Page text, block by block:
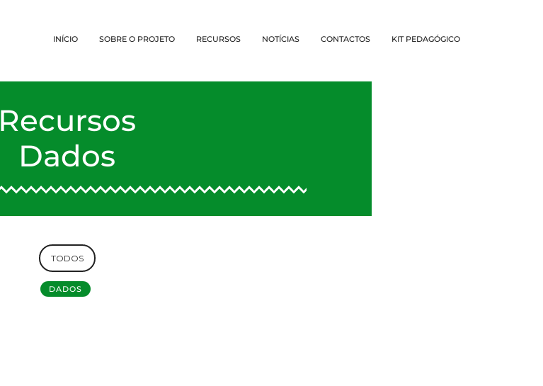
INÍCIO SOBRE O PROJETO RECURSOS NOTÍCIAS CONTACTOS KIT PEDAGÓGICO
Recursos
Dados
TODOS
DADOS